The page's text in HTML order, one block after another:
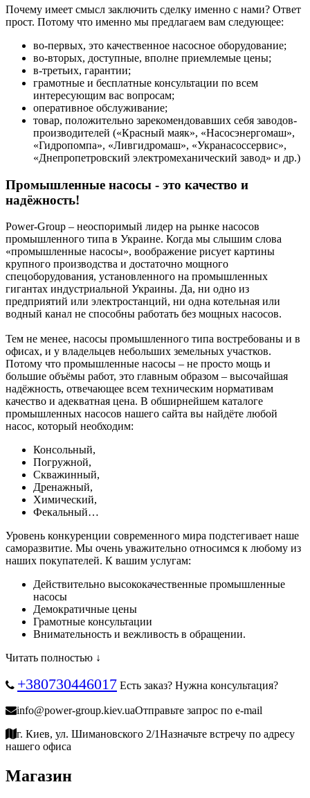
Почему имеет смысл заключить сделку именно с нами? Ответ
прост. Потому что именно мы предлагаем вам следующее:
во-первых, это качественное насосное оборудование;
во-вторых, доступные, вполне приемлемые цены;
в-третьих, гарантии;
грамотные и бесплатные консультации по всем
интересующим вас вопросам;
оперативное обслуживание;
товар, положительно зарекомендовавших себя заводов-
производителей («Красный маяк», «Насосэнергомаш»,
«Гидропомпа», «Ливгидромаш», «Укранасоссервис»,
«Днепропетровский электромеханический завод» и др.)
Промышленные насосы - это качество и
надёжность!
Power-Group – неоспоримый лидер на рынке насосов
промышленного типа в Украине. Когда мы слышим слова
«промышленные насосы», воображение рисует картины
крупного производства и достаточно мощного
спецоборудования, установленного на промышленных
гигантах индустриальной Украины. Да, ни одно из
предприятий или электростанций, ни одна котельная или
водный канал не способны работать без мощных насосов.
Тем не менее, насосы промышленного типа востребованы и в
офисах, и у владельцев небольших земельных участков.
Потому что промышленные насосы – не просто мощь и
большие объёмы работ, это главным образом – высочайшая
надёжность, отвечающее всем техническим нормативам
качество и адекватная цена. В обширнейшем каталоге
промышленных насосов нашего сайта вы найдёте любой
насос, который необходим:
Консольный,
Погружной,
Скважинный,
Дренажный,
Химический,
Фекальный…
Уровень конкуренции современного мира подстегивает наше
саморазвитие. Мы очень уважительно относимся к любому из
наших покупателей. К вашим услугам:
Действительно высококачественные промышленные
насосы
Демократичные цены
Грамотные консультации
Внимательность и вежливость в обращении.
Читать полностью ↓
+380730446017 Есть заказ? Нужна консультация?
info@power-group.kiev.uaОтправьте запрос по e-mail
г. Киев, ул. Шимановского 2/1Назначьте встречу по адресу
нашего офиса
Магазин